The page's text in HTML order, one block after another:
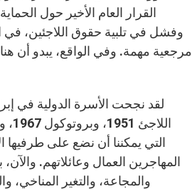
القرار العام الأخير حول
وفشل في تلبية حقوق اللاجئين،
مرجعية مهمة. وفي الواقع، يبدو أن
التي يمكننا أن نضع على طرفيها
المهاجرين العمال وعائلاتهم.
والمجاعة، والتغير المناخي،